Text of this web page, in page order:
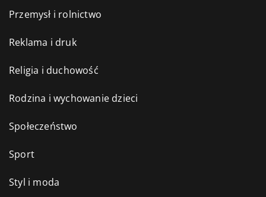
Przemysł i rolnictwo
Reklama i druk
Religia i duchowość
Rodzina i wychowanie dzieci
Społeczeństwo
Sport
Styl i moda